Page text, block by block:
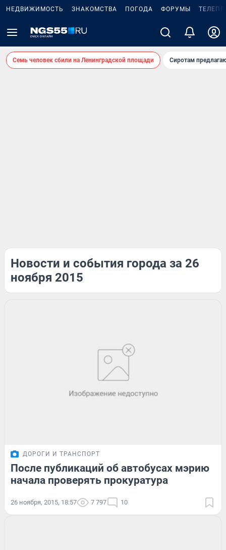
НЕДВИЖИМОСТЬ ЗНАКОМСТВА ПОГОДА ФОРУМЫ
Семь человек сбили на Ленинградской площади Сиротам
Новости и события города за 26
ноября 2015
ДОРОГИ И ТРАНСПОРТ
После публикаций об автобусах мэрию
начала проверять прокуратура
26 ноября, 2015, 18:57 7 797 10